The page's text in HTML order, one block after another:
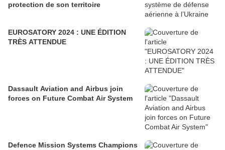
protection de son territoire
EUROSATORY 2024 : UNE ÉDITION
TRÈS ATTENDUE
Dassault Aviation and Airbus join
forces on Future Combat Air System
Defence Mission Systems Champions